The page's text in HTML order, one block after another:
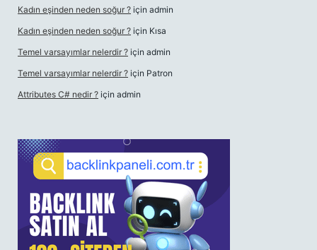
Kadın eşinden neden soğur ? için admin
Kadın eşinden neden soğur ? için Kısa
Temel varsayımlar nelerdir ? için admin
Temel varsayımlar nelerdir ? için Patron
Attributes C# nedir ? için admin